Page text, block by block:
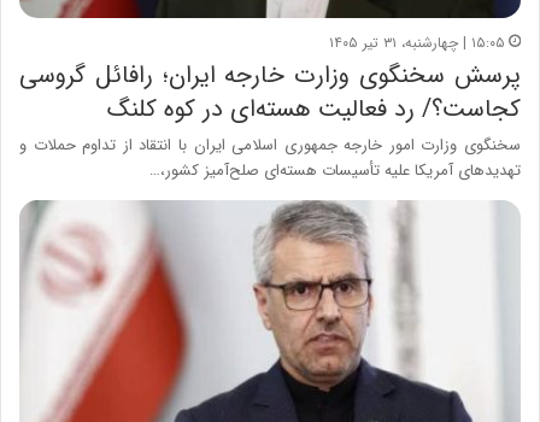
۱۵:۰۵ | چهارشنبه، ۳۱ تیر ۱۴۰۵
پرسش سخنگوی وزارت خارجه ایران؛ رافائل گروسی
کجاست؟/ رد فعالیت هسته‌ای در کوه کلنگ
سخنگوی وزارت امور خارجه جمهوری اسلامی ایران با انتقاد از تداوم حملات و
تهدیدهای آمریکا علیه تأسیسات هسته‌ای صلح‌آمیز کشور،…